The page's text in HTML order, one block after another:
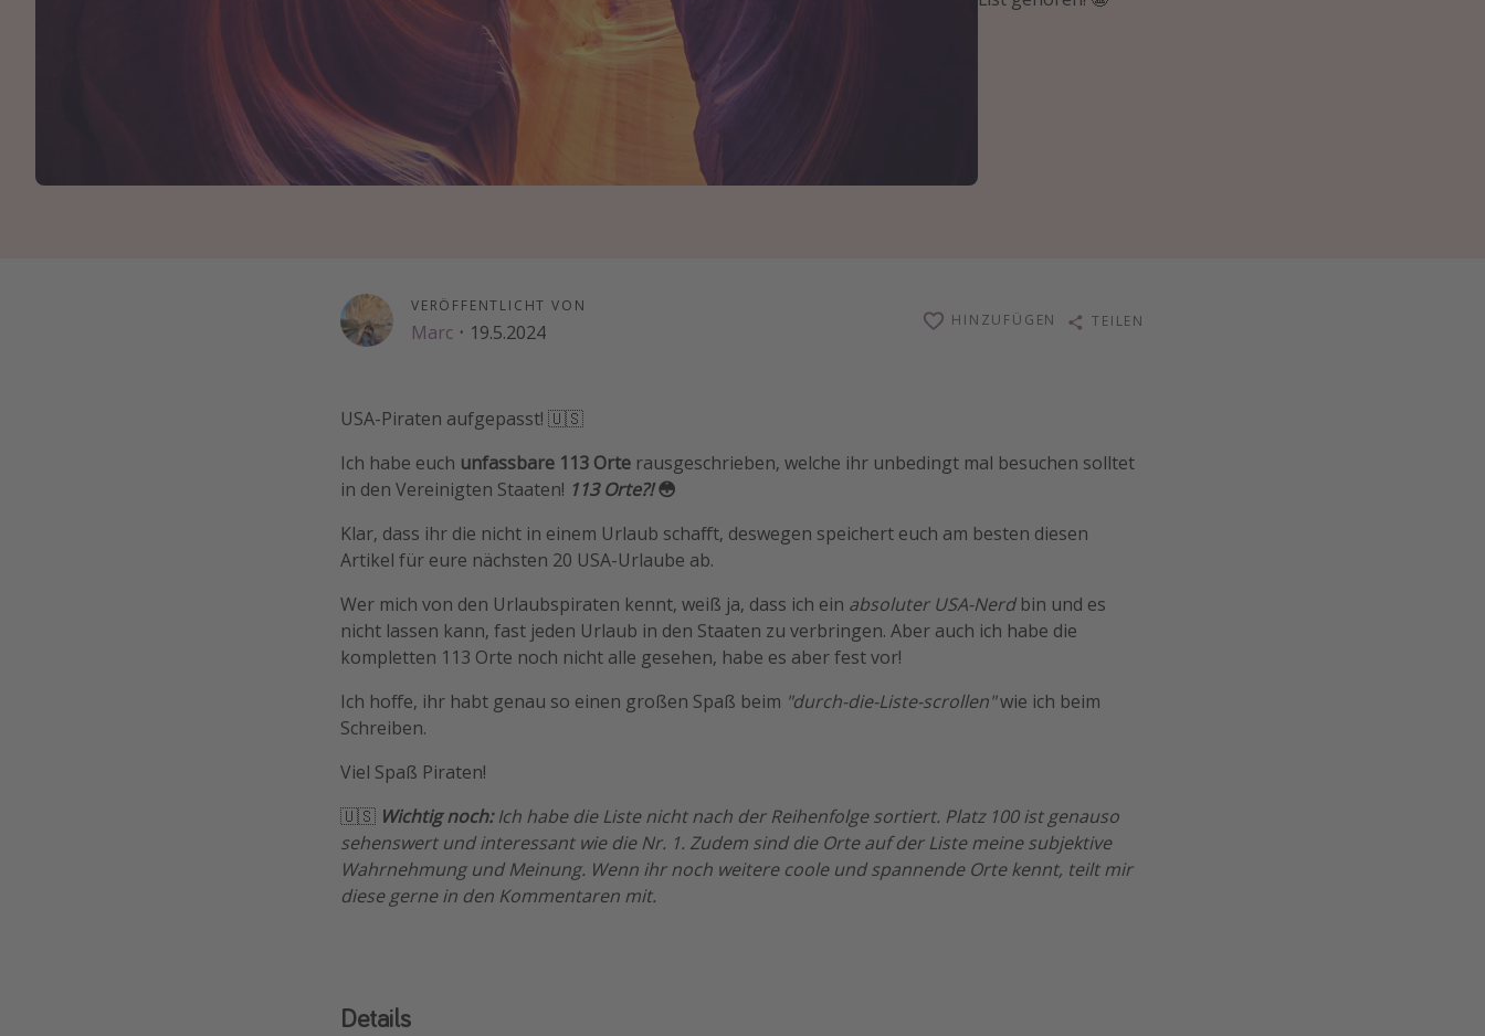
VERÖFFENTLICHT VON
Marc · 19.5.2024
HINZUFÜGEN TEILEN
USA-Piraten aufgepasst! 🇺🇸
Ich habe euch unfassbare 113 Orte rausgeschrieben, welche ihr unbedingt mal besuchen solltet
in den Vereinigten Staaten! 113 Orte?!😳
Klar, dass ihr die nicht in einem Urlaub schafft, deswegen speichert euch am besten diesen
Artikel für eure nächsten 20 USA-Urlaube ab.
Wer mich von den Urlaubspiraten kennt, weiß ja, dass ich ein absoluter USA-Nerdbin und es
nicht lassen kann, fast jeden Urlaub in den Staaten zu verbringen. Aber auch ich habe die
kompletten 113 Orte noch nicht alle gesehen, habe es aber fest vor!
Ich hoffe, ihr habt genau so einen großen Spaß beim "durch-die-Liste-scrollen"wie ich beim
Schreiben.
Viel Spaß Piraten!
🇺🇸 Wichtig noch:Ich habe die Liste nicht nach der Reihenfolge sortiert. Platz 100 ist genauso
sehenswert und interessant wie die Nr. 1. Zudem sind die Orte auf der Liste meine subjektive
Wahrnehmung und Meinung. Wenn ihr noch weitere coole und spannende Orte kennt, teilt mir
diese gerne in den Kommentaren mit.
Details